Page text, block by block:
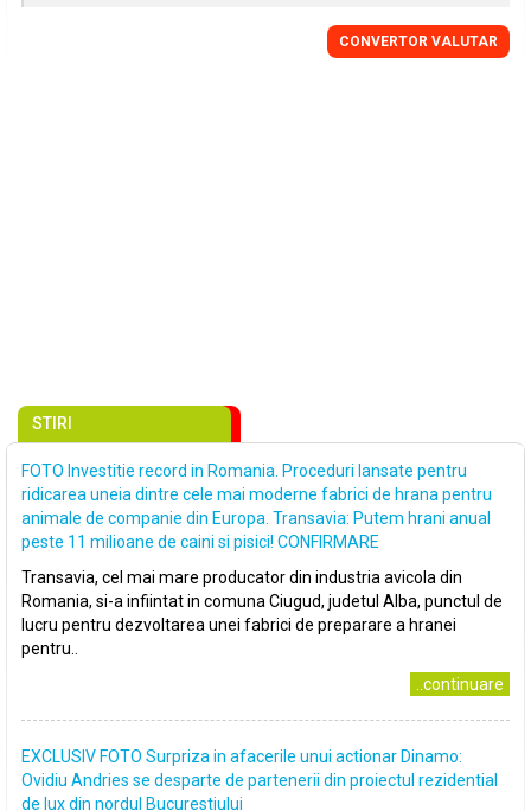
CONVERTOR VALUTAR
STIRI
FOTO Investitie record in Romania. Proceduri lansate pentru
ridicarea uneia dintre cele mai moderne fabrici de hrana pentru
animale de companie din Europa. Transavia: Putem hrani anual
peste 11 milioane de caini si pisici! CONFIRMARE
Transavia, cel mai mare producator din industria avicola din
Romania, si-a infiintat in comuna Ciugud, judetul Alba, punctul de
lucru pentru dezvoltarea unei fabrici de preparare a hranei
pentru..
..continuare
EXCLUSIV FOTO Surpriza in afacerile unui actionar Dinamo:
Ovidiu Andries se desparte de partenerii din proiectul rezidential
de lux din nordul Bucurestiului